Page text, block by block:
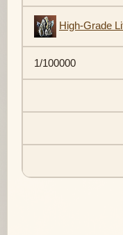
High-Grade
1/100000